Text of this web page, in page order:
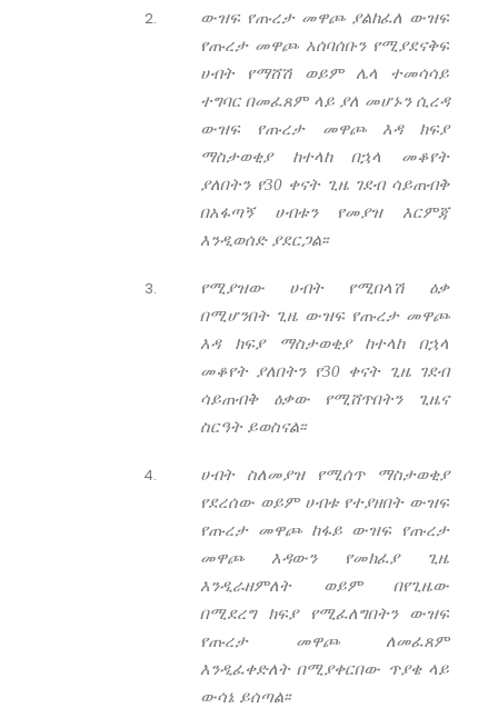
ውዝፍ የጡረታ መዋጮ ያልከፈለ ውዝፍ
የጡረታ መዋጮ አሰባሰቡን የሚያደናቅፍ
ሀብት የማሸሽ ወይም ሌላ ተመሳሳይ
ተግባር በመፈጸም ላይ ያለ መሆኑን ሲረዳ
ውዝፍ የጡረታ መዋጮ እዳ ክፍያ
ማስታወቂያ ከተላከ በኋላ መቆየት
ያለበትን የ30 ቀናት ጊዜ ገደብ ሳይጠብቅ
በአፋጣኝ ሀብቱን የመያዝ እርምጃ
እንዲወሰድ ያደርጋል፡፡
የሚያዝው ሀብት የሚበላሽ ዕቃ
በሚሆንበት ጊዜ ውዝፍ የጡረታ መዋጮ
እዳ ክፍያ ማስታወቂያ ከተላከ በኋላ
መቆየት ያለበትን የ30 ቀናት ጊዜ ገደብ
ሳይጠብቅ ዕቃው የሚሸጥበትን ጊዜና
ስርዓት ይወስናል፡፡
ሀብት ስለመያዝ የሚሰጥ ማስታወቂያ
የደረሰው ወይም ሀብቱ የተያዘበት ውዝፍ
የጡረታ መዋጮ ከፋይ ውዝፍ የጡረታ
መዋጮ እዳውን የመክፈያ ጊዜ
እንዲራዘምለት ወይም በየጊዜው
በሚደረግ ክፍያ የሚፈለግበትን ውዝፍ
የጡረታ መዋጮ ለመፈጸም
እንዲፈቀድለት በሚያቀርበው ጥያቄ ላይ
ውሳኔ ይሰጣል፡፡